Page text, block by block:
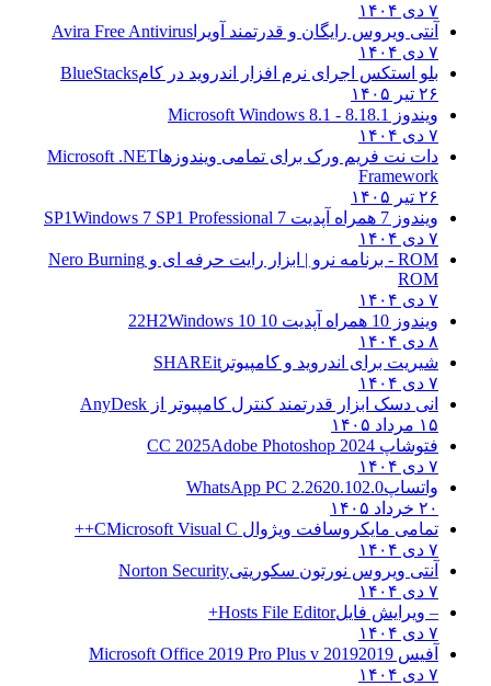
۷ دی ۱۴۰۴
آنتی ویروس رایگان و قدرتمند آویرا Avira Free Antivirus
۷ دی ۱۴۰۴
بلو استکس اجرای نرم افزار اندروید در کامBlueStacks
۲۶ تیر ۱۴۰۵
ویندوز 8.1
8.1 - Microsoft Windows 8.1
۷ دی ۱۴۰۴
دات نت فریم ورک برای تمامی ویندوزهاMicrosoft .NET
Framework
۲۶ تیر ۱۴۰۵
ویندوز 7 همراه آپدیت 7 SP1
Windows 7 SP1 Professional
۷ دی ۱۴۰۴
ROM - برنامه نرو | ابزار رایت حرفه ای و
Nero Burning
ROM
۷ دی ۱۴۰۴
ویندوز 10 همراه آپدیت 10 22H2
Windows 10
۸ دی ۱۴۰۴
شیریت برای اندروید و کامپیوتر SHAREit
۷ دی ۱۴۰۴
انی دسک ابزار قدرتمند کنترل کامپیوتر از AnyDesk
۱۵ مرداد ۱۴۰۵
فتوشاپ CC 2025 Adobe Photoshop 2024
۷ دی ۱۴۰۴
واتساپWhatsApp PC 2.2620.102.0
۲۰ خرداد ۱۴۰۵
تمامی مایکروسافت ویژوال C Microsoft Visual C++
۷ دی ۱۴۰۴
آنتی ویروس نورتون سکوریتیNorton Security
۷ دی ۱۴۰۴
– ویرایش فایلHosts File Editor+
۷ دی ۱۴۰۴
آفیس 2019 2019 Microsoft Office 2019 Pro Plus v
۷ دی ۱۴۰۴